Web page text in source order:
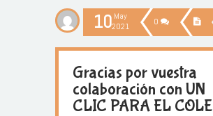
10 May
2021
0
Gracias por vuestra
colaboración con UN
CLIC PARA EL COLE